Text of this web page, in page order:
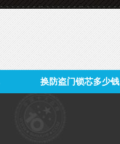
换防盗门锁芯多少钱